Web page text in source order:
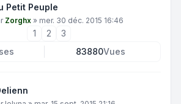
Petit Peuple
Zorghx » mer. 30 déc. 2015 16:46
1 2
3
83880Vues